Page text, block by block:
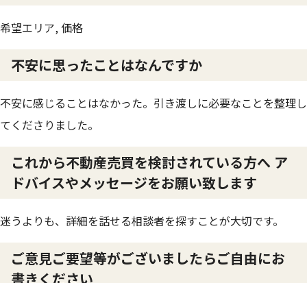
希望エリア, 価格
不安に思ったことはなんですか
不安に感じることはなかった。引き渡しに必要なことを整理し
てくださりました。
これから不動産売買を検討されている方へ ア
ドバイスやメッセージをお願い致します
迷うよりも、詳細を話せる相談者を探すことが大切です。
ご意見ご要望等がございましたらご自由にお
書きください